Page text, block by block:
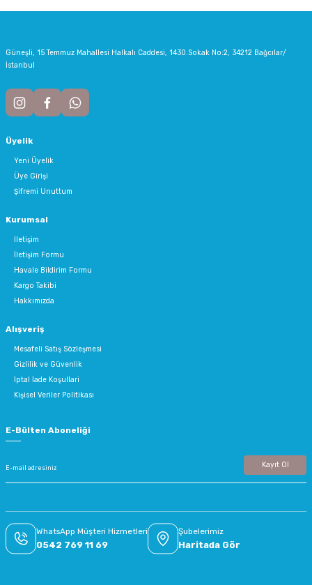
Güneşli, 15 Temmuz Mahallesi Halkalı Caddesi, 1430.Sokak No:2, 34212 Bağcılar/
İstanbul
Üyelik
Yeni Üyelik
Üye Girişi
Şifremi Unuttum
Kurumsal
İletişim
İletişim Formu
Havale Bildirim Formu
Kargo Takibi
Hakkımızda
Alışveriş
Mesafeli Satış Sözleşmesi
Gizlilik ve Güvenlik
İptal İade Koşullari
Kişisel Veriler Politikası
E-Bülten Aboneliği
Kayıt Ol
WhatsApp Müşteri Hizmetleri
0542 769 11 69
Şubelerimiz
Haritada Gör